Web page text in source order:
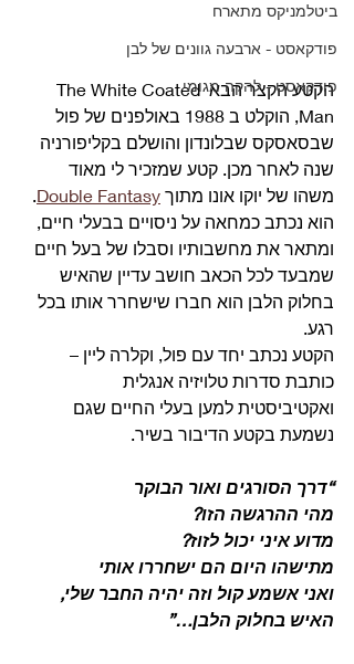
ביטלמניקס מתארח
פודקאסט - ארבעה גוונים של לבן
פודקאסט - להקה מגומיהקטע הקצר הבא The White Coated
Man, הוקלט ב 1988 באולפנים של פול
שבסאסקס שבלונדון והושלם בקליפורניה
שנה לאחר מכן. קטע שמזכיר לי מאוד
משהו של יוקו אונו מתוך Double Fantasy
.
הוא נכתב כמחאה על ניסויים בבעלי חיים,
ומתאר את מחשבותיו וסבלו של בעל חיים
שמבעד לכל הכאב חושב עדיין שהאיש
בחלוק הלבן הוא חברו שישחרר אותו בכל
רגע.
הקטע נכתב יחד עם פול, וקלרה ליין –
כותבת סדרות טלויזיה אנגלית
ואקטיביסטית למען בעלי החיים שגם
נשמעת בקטע הדיבור בשיר.
“דרך הסורגים ואור הבוקר
מהי ההרגשה הזו?
מדוע איני יכול לזוז?
מתישהו היום הם ישחררו אותי
ואני אשמע קול וזה יהיה החבר שלי,
האיש בחלוק הלבן…”